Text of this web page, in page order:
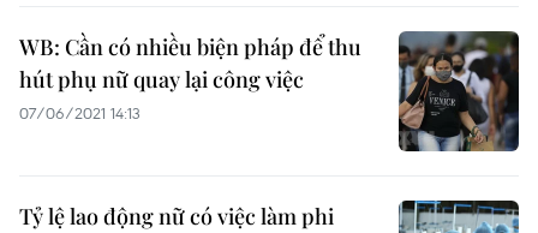
WB: Cần có nhiều biện pháp để thu
hút phụ nữ quay lại công việc
07/06/2021 14:13
Tỷ lệ lao động nữ có việc làm phi